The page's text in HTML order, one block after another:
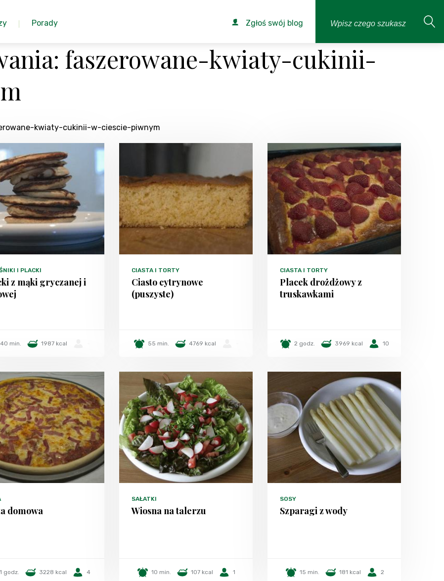
Porady Zgłoś swój blog
faszerowane-kwiaty-cukinii-
kwiaty-cukinii-w-ciescie-piwnym
I PLACKI
z mąki gryczanej i
40 min. 1987 kcal
CIASTA I TORTY
Ciasto cytrynowe
(puszyste)
55 min. 4769 kcal
CIASTA I TORTY
Placek drożdżowy z
truskawkami
2 godz. 3969 kcal 10
domowa
1 godz. 3228 kcal 4
SAŁATKI
Wiosna na talerzu
10 min. 107 kcal 1
SOSY
Szparagi z wody
15 min. 181 kcal 2